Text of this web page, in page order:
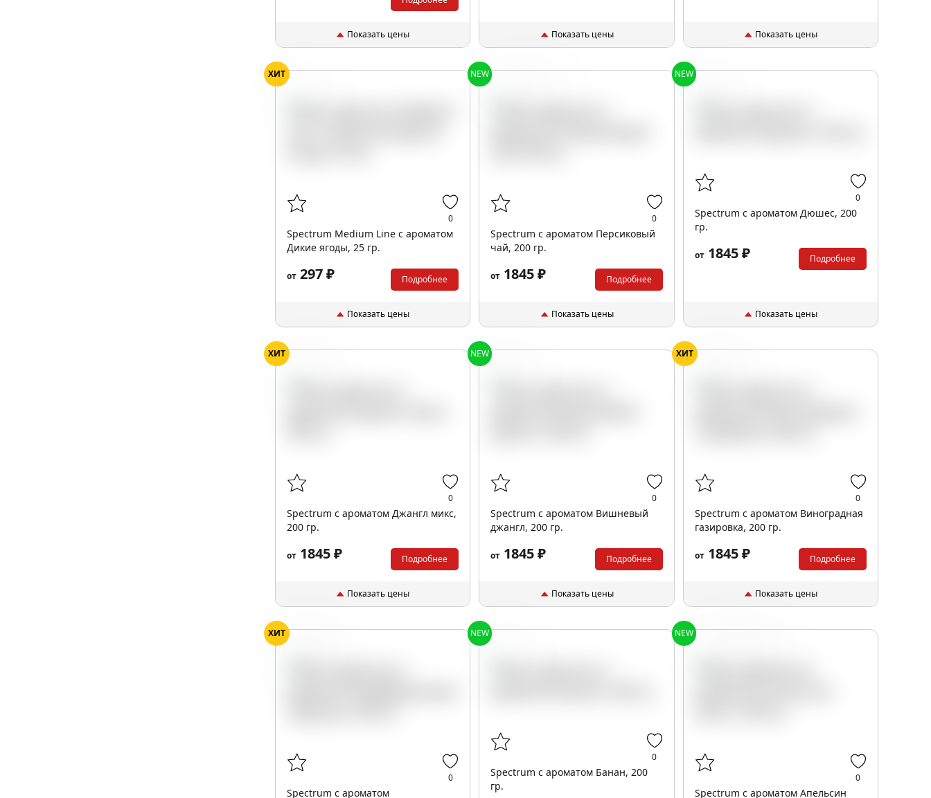
Показать цены Показать цены Показать цены
ХИТ
0
Spectrum Medium Line с ароматом
Дикие ягоды, 25 гр.
от 297 ₽ Подробнее
Показать цены
NEW
0
Spectrum с ароматом Персиковый
чай, 200 гр.
от 1845 ₽ Подробнее
Показать цены
NEW
0
Spectrum с ароматом Дюшес, 200
гр.
от1845 ₽ Подробнее
Показать цены
ХИТ
0
Spectrum с ароматом Джангл микс,
200 гр.
от 1845 ₽ Подробнее
Показать цены
NEW
0
Spectrum с ароматом Вишневый
джангл, 200 гр.
от 1845 ₽ Подробнее
Показать цены
ХИТ
0
Spectrum с ароматом Виноградная
газировка, 200 гр.
от1845 ₽ Подробнее
Показать цены
ХИТ
0
Spectrum с ароматом
NEW
0
Spectrum с ароматом Банан, 200
гр.
NEW
0
Spectrum с ароматом Апельсин